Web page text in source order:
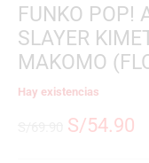
FUNKO POP!
SLAYER
MAKOMO
Hay existencias
S/54.90